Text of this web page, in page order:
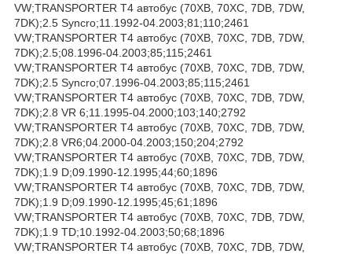
VW;TRANSPORTER T4 автобус (70XB, 70XC, 7DB, 7DW,
7DK);2.5 Syncro;11.1992-04.2003;81;110;2461
VW;TRANSPORTER T4 автобус (70XB, 70XC, 7DB, 7DW,
7DK);2.5;08.1996-04.2003;85;115;2461
VW;TRANSPORTER T4 автобус (70XB, 70XC, 7DB, 7DW,
7DK);2.5 Syncro;07.1996-04.2003;85;115;2461
VW;TRANSPORTER T4 автобус (70XB, 70XC, 7DB, 7DW,
7DK);2.8 VR 6;11.1995-04.2000;103;140;2792
VW;TRANSPORTER T4 автобус (70XB, 70XC, 7DB, 7DW,
7DK);2.8 VR6;04.2000-04.2003;150;204;2792
VW;TRANSPORTER T4 автобус (70XB, 70XC, 7DB, 7DW,
7DK);1.9 D;09.1990-12.1995;44;60;1896
VW;TRANSPORTER T4 автобус (70XB, 70XC, 7DB, 7DW,
7DK);1.9 D;09.1990-12.1995;45;61;1896
VW;TRANSPORTER T4 автобус (70XB, 70XC, 7DB, 7DW,
7DK);1.9 TD;10.1992-04.2003;50;68;1896
VW;TRANSPORTER T4 автобус (70XB, 70XC, 7DB, 7DW,